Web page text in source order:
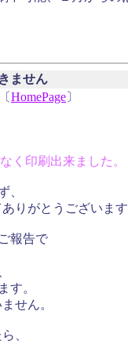
ません
HomePage〕
く印刷出来ました。
、
りがとうございま
報告で
す。
せん。
、